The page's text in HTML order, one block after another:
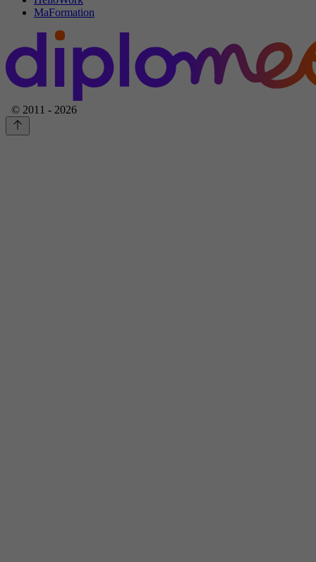
MaFormation
© 2011 - 2026